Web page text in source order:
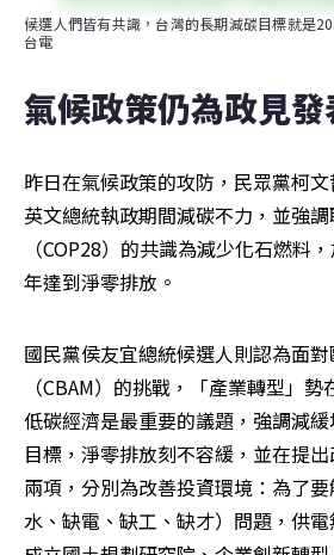
候選人們皆有共識，台灣的長期減碳目標就是
台電
氣候政策仍為政見
昨日在氣候政策的攻防，民眾黨柯
英文總統執政期間減碳不力，並強
（COP28）的共識為減少化石燃料
年達到淨零排放。
國民黨侯友宜總統候選人則認為面
（CBAM）的挑戰，「產業轉型」
低碳經濟是最重要的議題，強調減
目標，淨零排放刻不容緩，並在提
兩項，分別為改善投資環境：為了
水、缺電、缺工、缺才）問題，供電